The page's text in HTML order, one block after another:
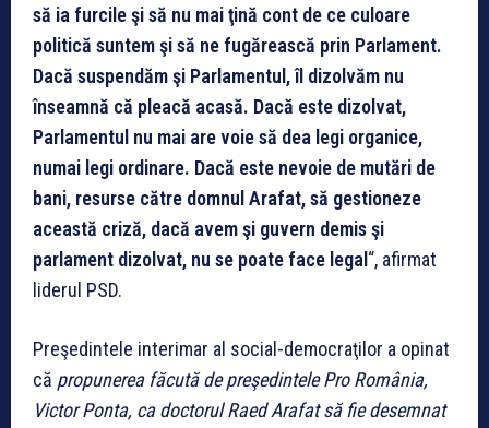
să ia furcile şi să nu mai ţină cont de ce culoare
politică suntem şi să ne fugărească prin Parlament.
Dacă suspendăm şi Parlamentul, îl dizolvăm nu
înseamnă că pleacă acasă. Dacă este dizolvat,
Parlamentul nu mai are voie să dea legi organice,
numai legi ordinare. Dacă este nevoie de mutări de
bani, resurse către domnul Arafat, să gestioneze
această criză, dacă avem şi guvern demis şi
parlament dizolvat, nu se poate face legal “, afirmat
liderul PSD.
Preşedintele interimar al social-democraţilor a opinat
că propunerea făcută de preşedintele Pro România,
Victor Ponta, ca doctorul Raed Arafat să fie desemnat